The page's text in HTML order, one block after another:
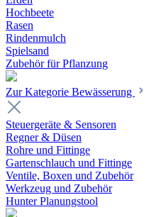
Hochbeete
Rasen
Rindenmulch
Spielsand
Zubehör für Pflanzung
Zur Kategorie Bewässerung
Steuergeräte & Sensoren
Regner & Düsen
Rohre und Fittinge
Gartenschlauch und Fittinge
Ventile, Boxen und Zubehör
Werkzeug und Zubehör
Hunter Planungstool